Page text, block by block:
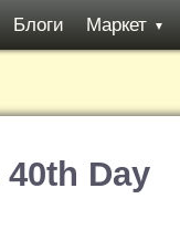
Блоги Маркет ▼
Day